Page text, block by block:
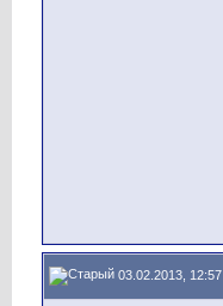
03.02.2013, 12:57